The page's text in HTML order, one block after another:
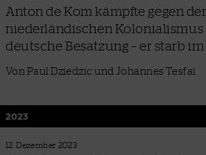
Anton de Kom kämpfte gegen
niederländischen Kolonialismus
deutsche Besatzung – er starb im
Von Paul Dziedzic und Johannes Tesfai
2023
12. Dezember 2023